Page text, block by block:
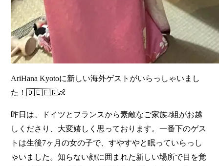
AriHana Kyotoに新しい海外ゲストがいらっしゃいまし
た！🇩🇪🇫🇷👶
昨日は、ドイツとフランスから素敵なご家族2組がお越
しくださり、大変嬉しく思っております。一番下のゲス
トは生後7ヶ月の女の子で、すやすやと眠っていらっし
ゃいました。知らない顔に囲まれた新しい場所で目を覚